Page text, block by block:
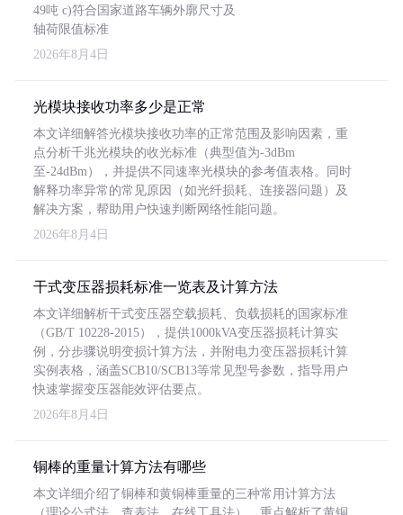
49吨 c)符合国家道路车辆外廓尺寸及
轴荷限值标准
2026年8月4日
光模块接收功率多少是正常
本文详细解答光模块接收功率的正常范围及影响因素，重
点分析千兆光模块的收光标准（典型值为-3dBm
至-24dBm），并提供不同速率光模块的参考值表格。同时
解释功率异常的常见原因（如光纤损耗、连接器问题）及
解决方案，帮助用户快速判断网络性能问题。
2026年8月4日
干式变压器损耗标准一览表及计算方法
本文详细解析干式变压器空载损耗、负载损耗的国家标准
（GB/T 10228-2015），提供1000kVA变压器损耗计算实
例，分步骤说明变损计算方法，并附电力变压器损耗计算
实例表格，涵盖SCB10/SCB13等常见型号参数，指导用户
快速掌握变压器能效评估要点。
2026年8月4日
铜棒的重量计算方法有哪些
本文详细介绍了铜棒和黄铜棒重量的三种常用计算方法